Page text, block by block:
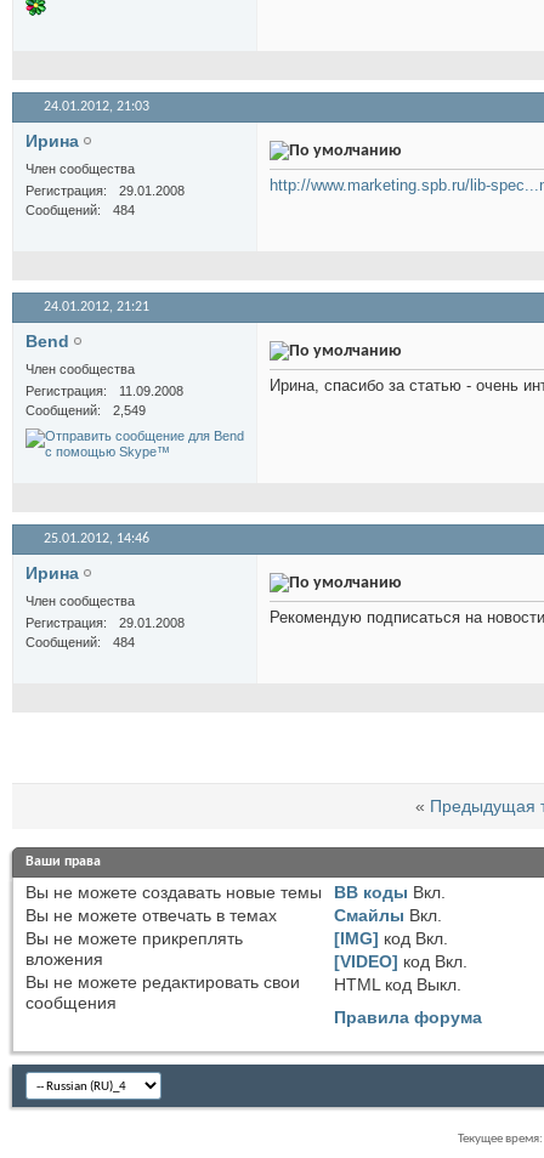
24.01.2012, 21:03
Иринa
Член сообщества
Регистрация
29.01.2008
Сообщений
484
http://www.marketing.spb.ru/lib-
24.01.2012, 21:21
Bend
Член сообщества
Регистрация
11.09.2008
Сообщений
2,549
Ирина, спасибо за статью - очень
25.01.2012, 14:46
Иринa
Член сообщества
Регистрация
29.01.2008
Сообщений
484
Рекомендую подписаться на
« Предыдущая
Ваши права
Вы не можете создавать новые темы
Вы не можете отвечать в темах
Вы не можете прикреплять
вложения
Вы не можете редактировать свои
сообщения
BB коды Вкл.
Смайлы Вкл.
[IMG] код Вкл.
[VIDEO] код Вкл.
HTML код Выкл.
Правила форума
Текущее время: